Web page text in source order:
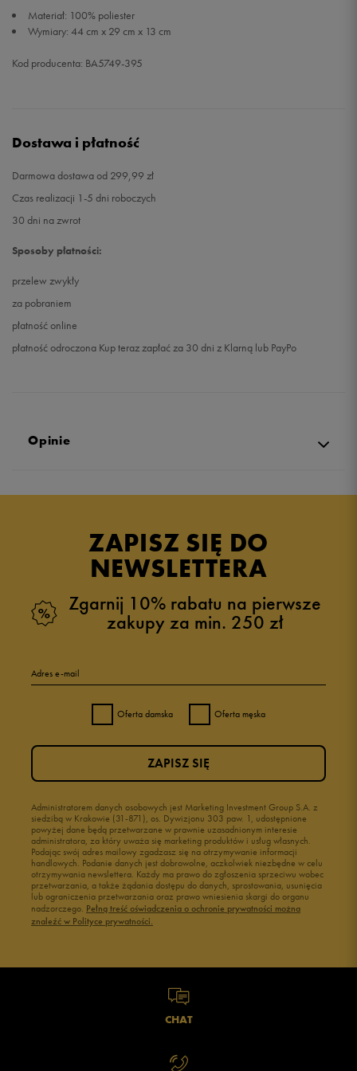
Materiał: 100% poliester
Wymiary: 44 cm x 29 cm x 13 cm
Kod producenta: BA5749-395
Dostawa i płatność
Darmowa dostawa od 299,99 zł
Czas realizacji 1-5 dni roboczych
30 dni na zwrot
Sposoby płatności:
przelew zwykły
za pobraniem
płatność online
płatność odroczona Kup teraz zapłać za 30 dni z Klarną lub PayPo
Opinie
ZAPISZ SIĘ DO
NEWSLETTERA
Zgarnij 10% rabatu na pierwsze
zakupy za min. 250 zł
Adres e-mail
Oferta damska Oferta męska
Administratorem danych osobowych jest Marketing Investment Group S.A. z
siedzibą w Krakowie (31-871), os. Dywizjonu 303 paw. 1, udostępnione
powyżej dane będą przetwarzane w prawnie uzasadnionym interesie
administratora, za który uważa się marketing produktów i usług własnych.
Podając swój adres mailowy zgadzasz się na otrzymywanie informacji
handlowych. Podanie danych jest dobrowolne, aczkolwiek niezbędne w celu
otrzymywania newslettera. Każdy ma prawo do zgłoszenia sprzeciwu wobec
przetwarzania, a także żądania dostępu do danych, sprostowania, usunięcia
lub ograniczenia przetwarzania oraz prawo wniesienia skargi do organu
nadzorczego. Pełną treść oświadczenia o ochronie prywatności można
znaleźć w Polityce prywatności.
ZAPISZ SIĘ
CHAT